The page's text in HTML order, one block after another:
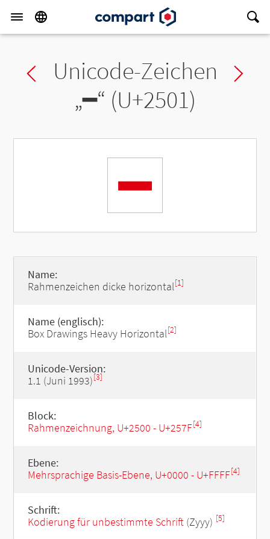
Previous char
Unicode-Zeichen
„━“ (U+2501)
━
Name:
Rahmenzeichen dicke horizontal[1]
Name (englisch):
Box Drawings Heavy Horizontal[2]
Unicode-Version:
1.1 (Juni 1993)[3]
Block:
Rahmenzeichnung, U+2500 - U+257F[4]
Ebene:
Mehrsprachige Basis-Ebene, U+0000 - U+FFFF[4]
Schrift:
Kodierung für unbestimmte Schrift(Zyyy) [5]